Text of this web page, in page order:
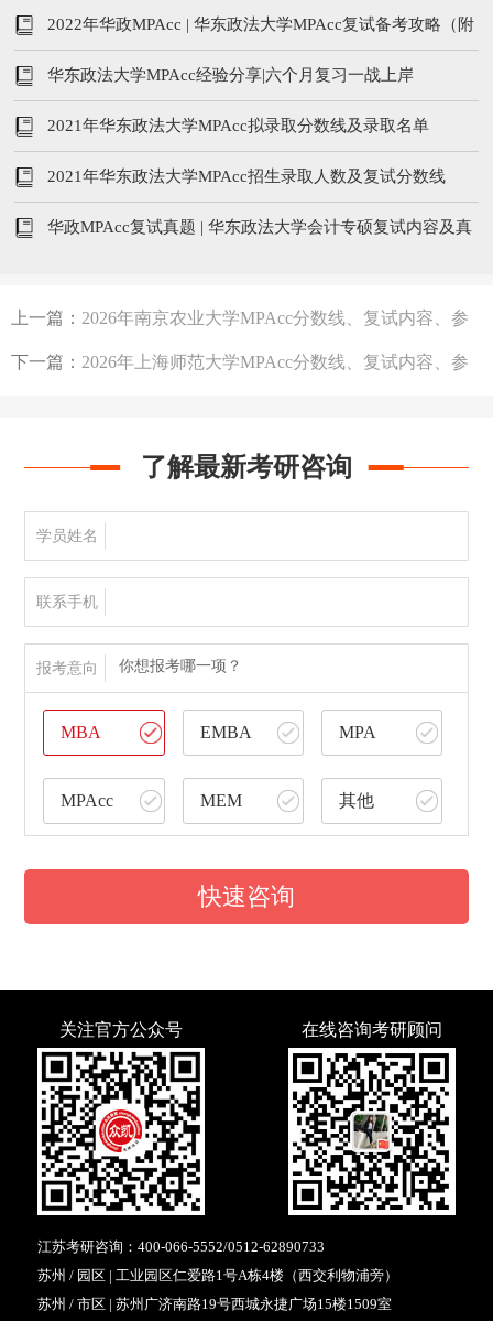
2022年华政MPAcc | 华东政法大学MPAcc复试备考攻略（附
历年真题汇总）
华东政法大学MPAcc经验分享|六个月复习一战上岸
2021年华东政法大学MPAcc拟录取分数线及录取名单
2021年华东政法大学MPAcc招生录取人数及复试分数线
华政MPAcc复试真题 | 华东政法大学会计专硕复试内容及真
上一篇： 2026年南京农业大学MPAcc分数线、复试内容、参
考书
下一篇： 2026年上海师范大学MPAcc分数线、复试内容、参
了解最新考研咨询
学员姓名
联系手机
报考意向 你想报考哪一项？
MBA EMBA MPA
MPAcc MEM 其他
快速咨询
关注官方公众号 在线咨询考研顾问
江苏考研咨询： 400-066-5552/0512-62890733
苏州 / 园区 | 工业园区仁爱路1号A栋4楼（西交利物浦旁）
苏州 / 市区 | 苏州广济南路19号西城永捷广场15楼1509室